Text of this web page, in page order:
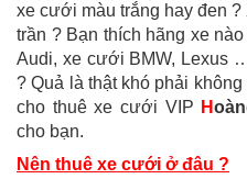
xe cưới màu trắng hay đen
trần ? Bạn thích hãng xe
Audi, xe cưới BMW, Lexus
? Quả là thật khó phải
cho thuê xe cưới VIP H
cho bạn.
Nên thuê xe cưới ở đâu ?